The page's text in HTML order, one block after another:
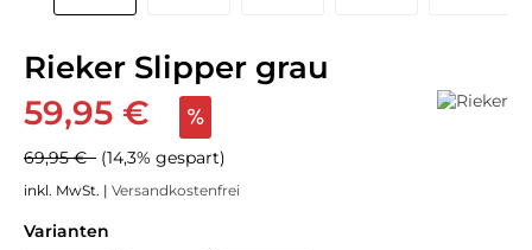
Rieker Slipper grau
59,95 €
69,95 € (14,3% gespart)
inkl. MwSt. | Versandkostenfrei
Varianten